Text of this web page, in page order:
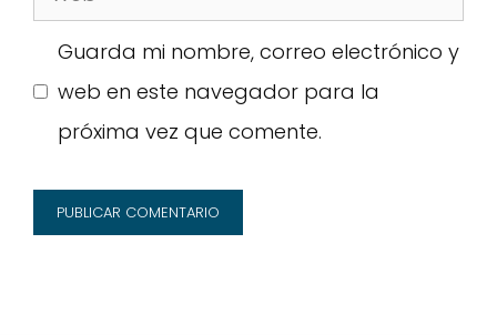
Guarda mi nombre, correo electrónico y
web en este navegador para la
próxima vez que comente.